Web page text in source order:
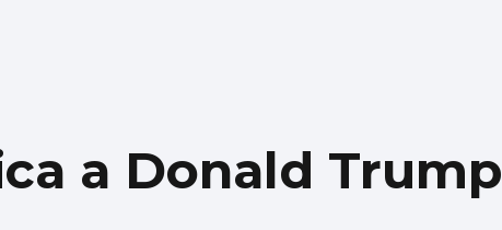
a Donald Trump